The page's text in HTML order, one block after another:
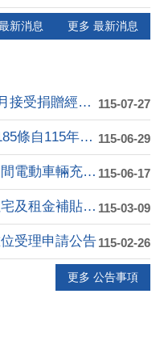
新消息 更多 最新消息
115-07-27
高雄市大樹區公所115年1月至6月接受捐贈經費收支明細表
115-06-29
家事事件法第3條、第96條及第185條自115年8月1日施行
115-06-17
內政部修正「建築物附屬停車空間電動車輛充電使用安全指 引」第....
115-03-09
高雄市政府「運用囤房稅辦理住宅及租金補貼計畫」
115-02-26
受理申請公告
更多 公告事項